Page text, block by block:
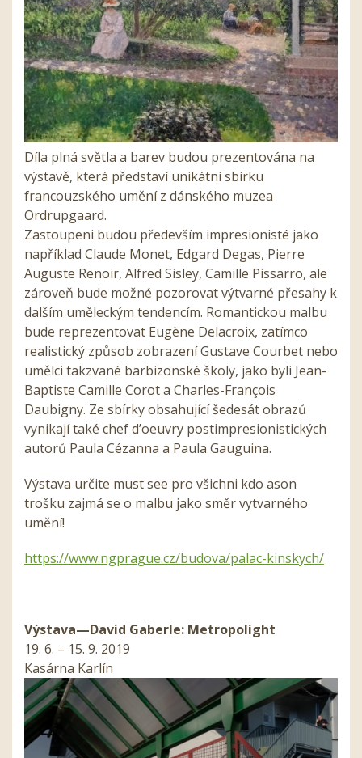
Díla plná světla a barev budou prezentována na
výstavě, která představí unikátní sbírku
francouzského umění z dánského muzea
Ordrupgaard.
Zastoupeni budou především impresionisté jako
například Claude Monet, Edgard Degas, Pierre
Auguste Renoir, Alfred Sisley, Camille Pissarro, ale
zároveň bude možné pozorovat výtvarné přesahy k
dalším uměleckým tendencím. Romantickou malbu
bude reprezentovat Eugène Delacroix, zatímco
realistický způsob zobrazení Gustave Courbet nebo
umělci takzvané barbizonské školy, jako byli Jean-
Baptiste Camille Corot a Charles-François
Daubigny. Ze sbírky obsahující šedesát obrazů
vynikají také chef d’oeuvry postimpresionistických
autorů Paula Cézanna a Paula Gauguina.
Výstava určite must see pro všichni kdo ason
trošku zajmá se o malbu jako směr vytvarného
umění!
https://www.ngprague.cz/budova/palac-kinskych/
Výstava—David Gaberle: Metropolight
19. 6. – 15. 9. 2019
Kasárna Karlín